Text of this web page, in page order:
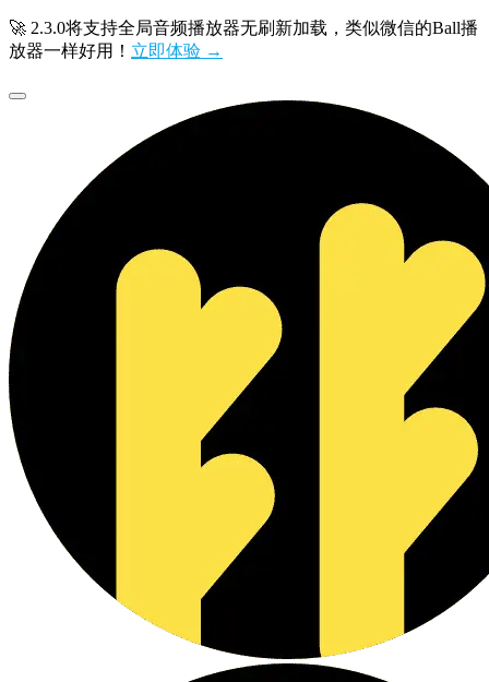
🚀 2.3.0将支持全局音频播放器无刷新加载，类似微信的Ball播
放器一样好用！ 立即体验 →